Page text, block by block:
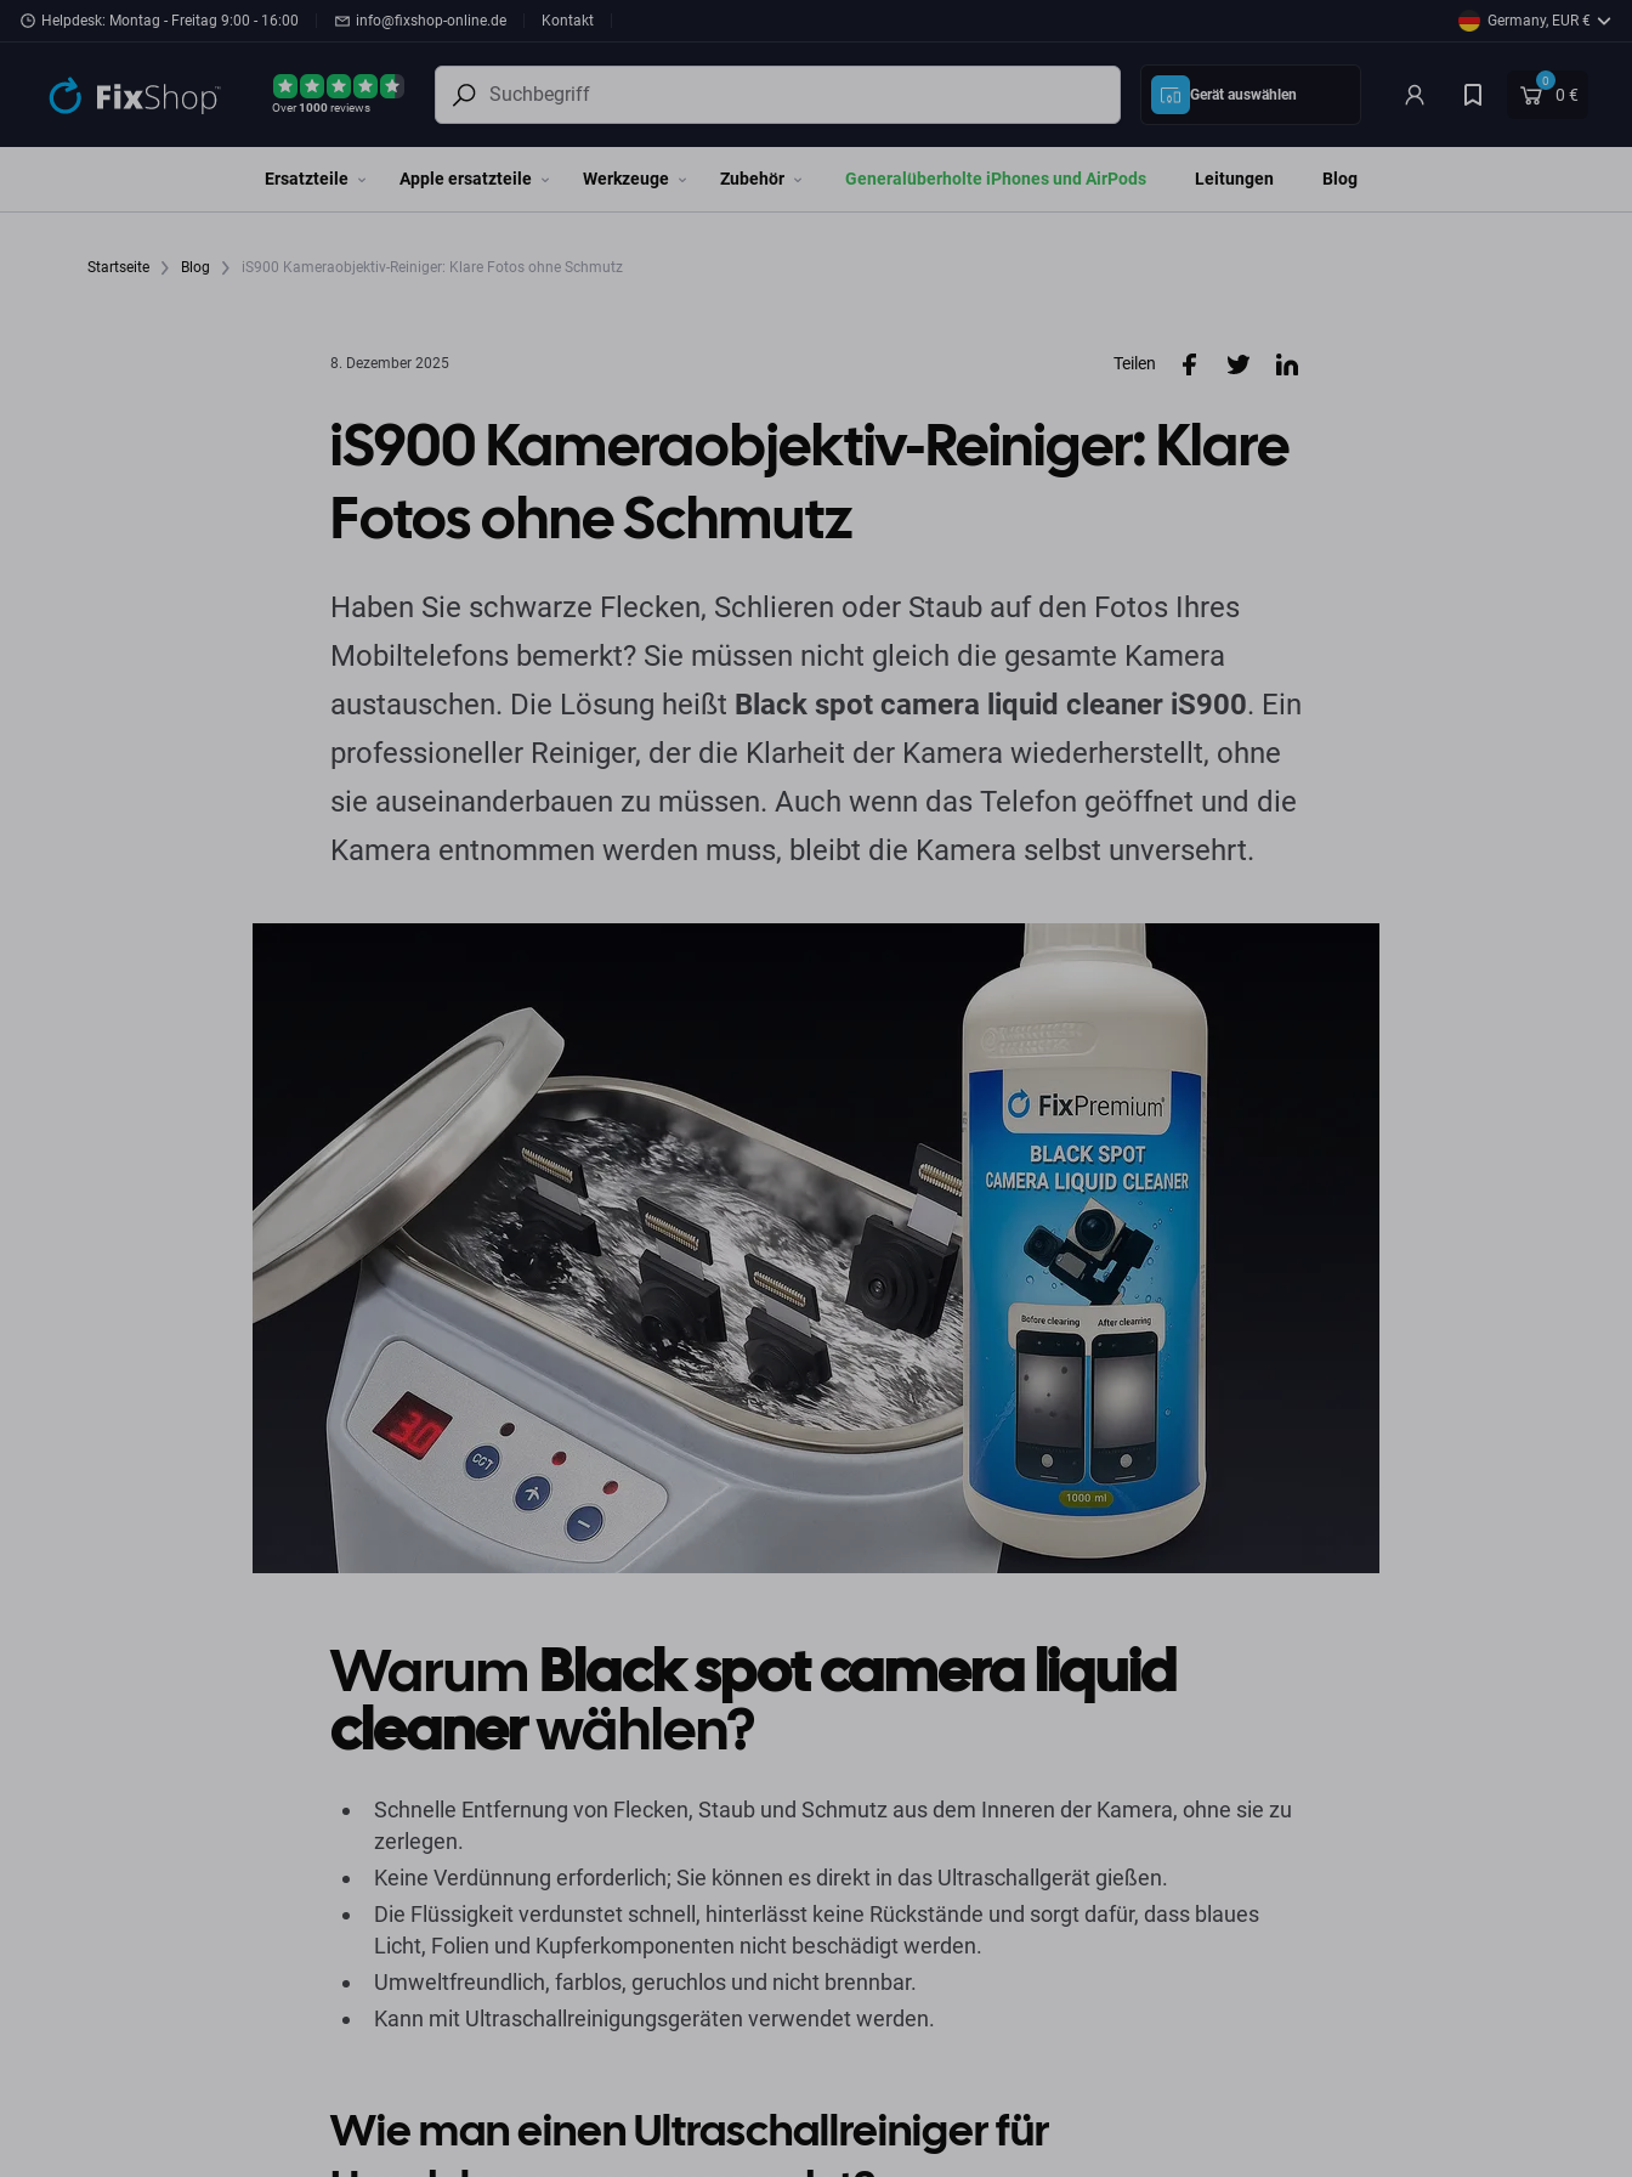
Zum Hauptinhalt springen
Helpdesk: Montag - Freitag 9:00 - 16:00 info@fixshop-online.de Kontakt Germany, EUR €
Over1000reviews
Gerät auswählen
0
0 €
Ersatzteile Apple ersatzteile Werkzeuge Zubehör Generalüberholte iPhones und AirPods Leitungen Blog
Startseite Blog iS900 Kameraobjektiv-Reiniger: Klare Fotos ohne Schmutz
8. Dezember 2025 Teilen
iS900 Kameraobjektiv-Reiniger: Klare
Fotos ohne Schmutz
Haben Sie schwarze Flecken, Schlieren oder Staub auf den Fotos Ihres
Mobiltelefons bemerkt? Sie müssen nicht gleich die gesamte Kamera
austauschen. Die Lösung heißt Black spot camera liquid cleaner iS900. Ein
professioneller Reiniger, der die Klarheit der Kamera wiederherstellt, ohne
sie auseinanderbauen zu müssen. Auch wenn das Telefon geöffnet und die
Kamera entnommen werden muss, bleibt die Kamera selbst unversehrt.
WarumBlack spot camera liquid
cleanerwählen?
Schnelle Entfernung von Flecken, Staub und Schmutz aus dem Inneren der Kamera, ohne sie zu
zerlegen.
Keine Verdünnung erforderlich; Sie können es direkt in das Ultraschallgerät gießen.
Die Flüssigkeit verdunstet schnell, hinterlässt keine Rückstände und sorgt dafür, dass blaues
Licht, Folien und Kupferkomponenten nicht beschädigt werden.
Umweltfreundlich, farblos, geruchlos und nicht brennbar.
Kann mit Ultraschallreinigungsgeräten verwendet werden.
Wie man einen Ultraschallreiniger für